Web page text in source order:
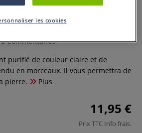
Commentaires
purifié de couleur claire et de
en morceaux. Il vous permettra de
pierre.
Plus
11,95 €
Prix TTC Info frais.
les cookies